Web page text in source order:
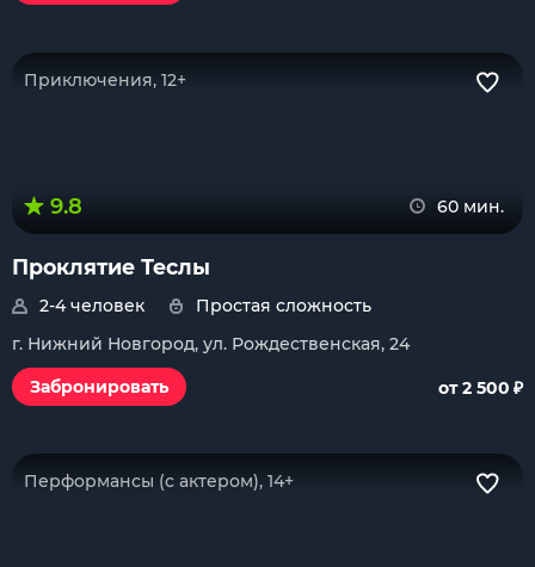
Приключения, 12+
9.8 60 мин.
Проклятие Теслы
2-4 человек
Простая сложность
г. Нижний Новгород, ул. Рождественская, 24
Забронировать
от 2 500 ₽
Перформансы (с актером), 14+